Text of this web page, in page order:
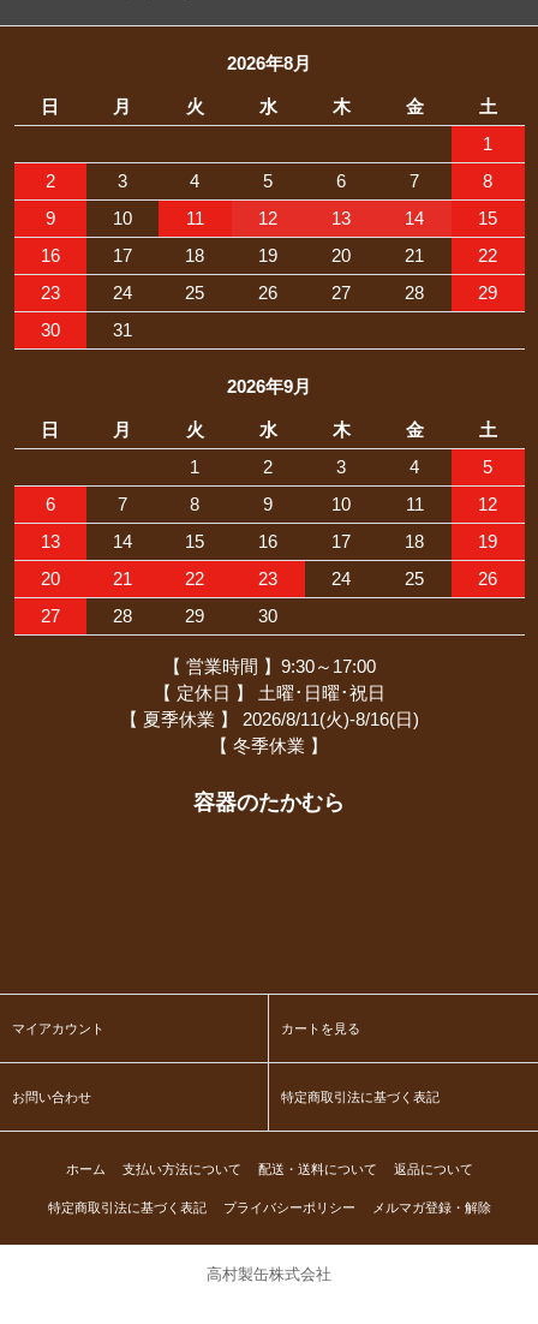
2026年8月
日 月 火 水 木 金
土
1
2
3 4 5 6 7
8
9
10 11 12 13 14
15
16
17 18 19 20 21
22
23
24 25 26 27 28
29
30
31
2026年9月
日 月 火 水 木 金
土
1
2 3 4
5
6
7 8 9 10 11
12
13
14 15 16 17 18
19
20
21 22 23 24 25
26
27
28 29 30
【 営業時間 】9:30～17:00
【 定休日 】 土曜･日曜･祝日
【 夏季休業 】 2026/8/11(火)-8/16(日)
【 冬季休業 】
容器のたかむら
マイアカウント カートを見る
お問い合わせ 特定商取引法に基づく表記
ホーム 支払い方法について 配送・送料について 返品について
特定商取引法に基づく表記 プライバシーポリシー メルマガ登録・解除
高村製缶株式会社